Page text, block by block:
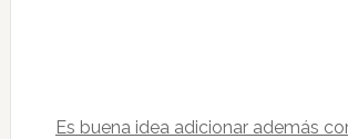
Es buena idea adicionar además